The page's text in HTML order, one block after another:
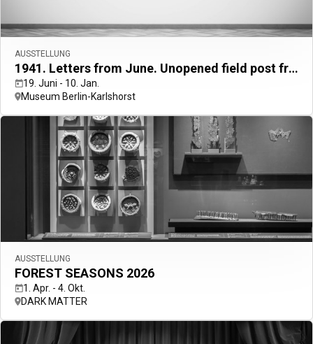
ALL Accor+ Voyager
15% rabattdas ganze Jahr über auf Ihre Aufenthalte bei
über 30 Marken
Jetzt Anmelden
ALL Accor+ ibis
AUSSTELLUNG
1941. Letters from June. Unopened field post from Kamianets-Podilskyi
19. Juni - 10. Jan.
Museum Berlin-Karlshorst
AUSSTELLUNG
FOREST SEASONS 2026
1. Apr. - 4. Okt.
DARK MATTER